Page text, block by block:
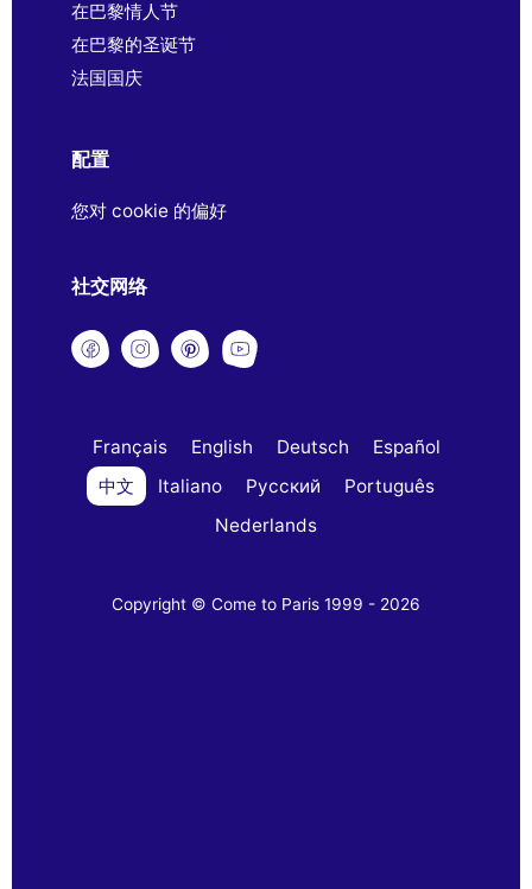
在巴黎情人节
在巴黎的圣诞节
法国国庆
配置
您对 cookie 的偏好
社交网络
Français English Deutsch
Español
中文
Italiano Русский
Português
Nederlands
Copyright © Come to Paris 1999 - 2026